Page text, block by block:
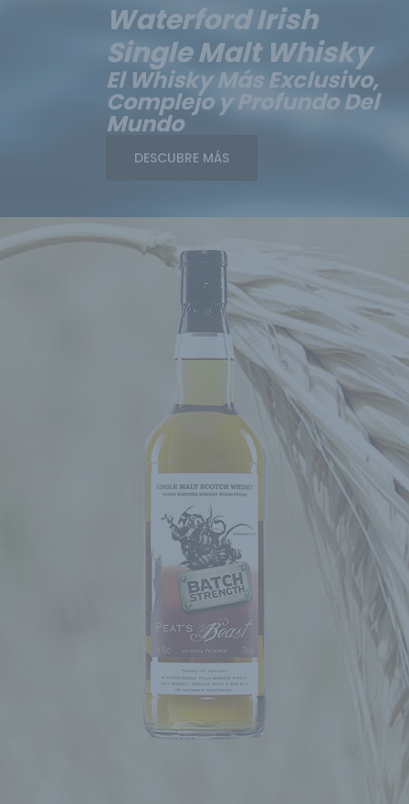
Waterford Irish
Single Malt Whisky
El Whisky Más Exclusivo,
Complejo y Profundo Del
Mundo
DESCUBRE MÁS